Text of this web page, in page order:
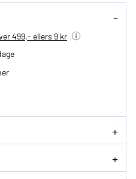
499,- ellers 9 kr